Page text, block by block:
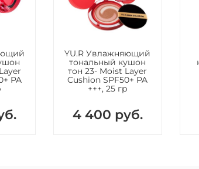
PA
YU.R Увлажняющий
тональный кушон
тон 23- Moist Layer
Cushion SPF50+ PA
+++, 25 гр
4 400 руб.